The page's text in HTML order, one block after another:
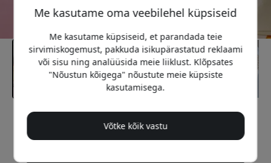
Soovitatav hind
44.99 EUR
Me kasutame oma veebilehel küpsiseid
Me kasutame küpsiseid, et parandada teie
sirvimiskogemust, pakkuda isikupärastatud reklaami
või sisu ning analüüsida meie liiklust. Klõpsates
"Nõustun kõigega" nõustute meie küpsiste
kasutamisega.
Võtke kõik vastu